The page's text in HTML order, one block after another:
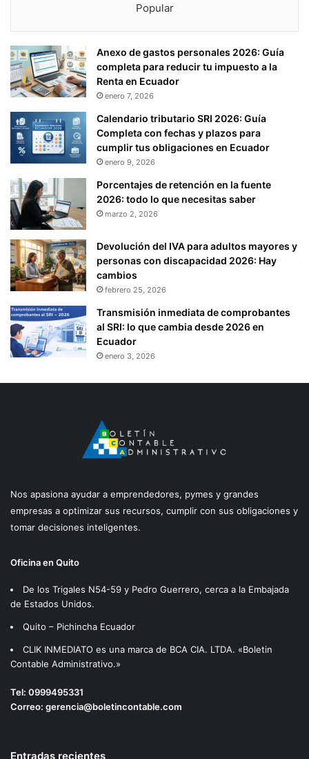
Popular
Anexo de gastos personales 2026: Guía
completa para reducir tu impuesto a la
Renta en Ecuador
enero 7, 2026
Calendario tributario SRI 2026: Guía
Completa con fechas y plazos para
cumplir tus obligaciones en Ecuador
enero 9, 2026
Porcentajes de retención en la fuente
2026: todo lo que necesitas saber
marzo 2, 2026
Devolución del IVA para adultos mayores y
personas con discapacidad 2026: Hay
cambios
febrero 25, 2026
Transmisión inmediata de comprobantes
al SRI: lo que cambia desde 2026 en
Ecuador
enero 3, 2026
Nos apasiona ayudar a emprendedores, pymes y grandes
empresas a optimizar sus recursos, cumplir con sus obligaciones y
tomar decisiones inteligentes.
Oficina en Quito
De los Trigales N54-59 y Pedro Guerrero, cerca a la Embajada
de Estados Unidos.
Quito – Pichincha Ecuador
CLIK INMEDIATO es una marca de BCA CIA. LTDA. «Boletin
Contable Administrativo.»
Tel: 0999495331
Correo: gerencia@boletincontable.com
Entradas recientes